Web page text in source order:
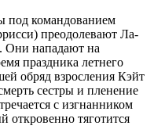
под командованием
преодолевают Ла-
Они нападают на
праздника летнего
обряд взросления Кэйт
сестры и пленение
с изгнанником
тяготится